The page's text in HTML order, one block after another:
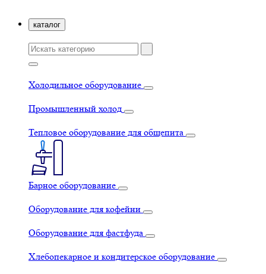
каталог
Холодильное оборудование
Промышленный холод
Тепловое оборудование для общепита
Барное оборудование
Оборудование для кофейни
Оборудование для фастфуда
Хлебопекарное и кондитерское оборудование